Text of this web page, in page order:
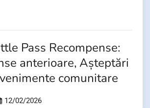
Pass Recompense:
anterioare, Așteptări
comunitare
12/02/2026